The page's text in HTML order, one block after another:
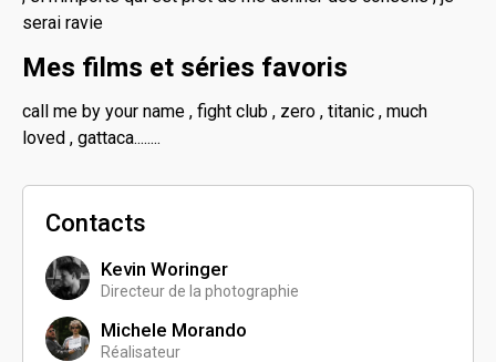
serai ravie
Mes films et séries favoris
call me by your name , fight club , zero , titanic , much
loved , gattaca........
Contacts
Kevin Woringer
Directeur de la photographie
Michele Morando
Réalisateur